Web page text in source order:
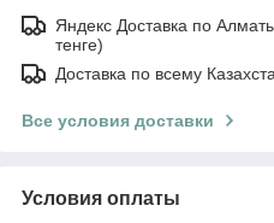
Яндекс Доставка по
тенге)
Доставка по всему
Все условия доставки
Условия оплаты